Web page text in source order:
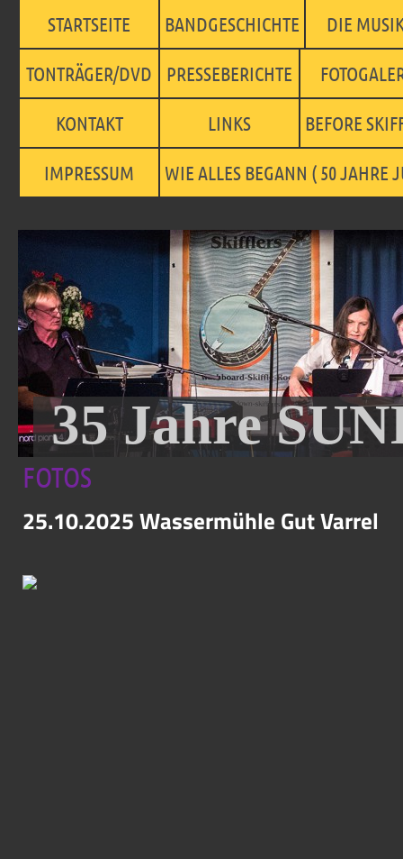
STARTSEITE BANDGESCHICHTE DIE
TONTRÄGER/DVD PRESSEBERICHTE
KONTAKT LINKS BEFORE
IMPRESSUM WIE ALLES BEGANN ( 50 JAHRE
35 Jahre
FOTOS
25.10.2025 Wassermühle Gut Varrel